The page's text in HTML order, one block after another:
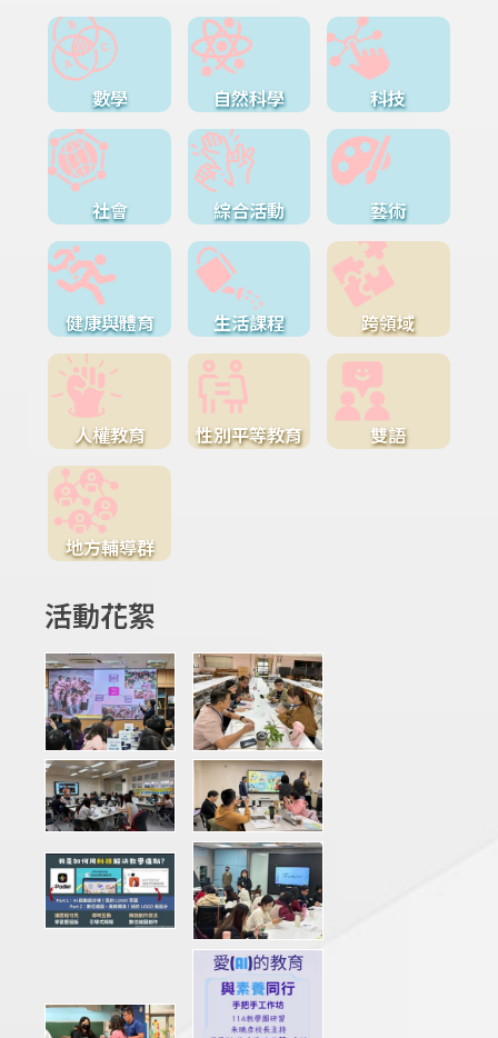
數學 自然科學 科技
社會 綜合活動 藝術
健康與體育 生活課程 跨領域
人權教育 性別平等教育 雙語
地方輔導群
活動花絮